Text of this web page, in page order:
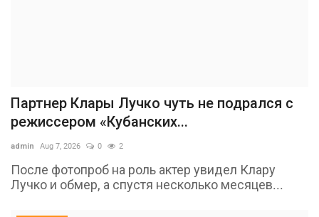
Партнер Клары Лучко чуть не подрался с
режиссером «Кубанских...
admin Aug 7, 2026 0 2
После фотопроб на роль актер увидел Клару
Лучко и обмер, а спустя несколько месяцев...